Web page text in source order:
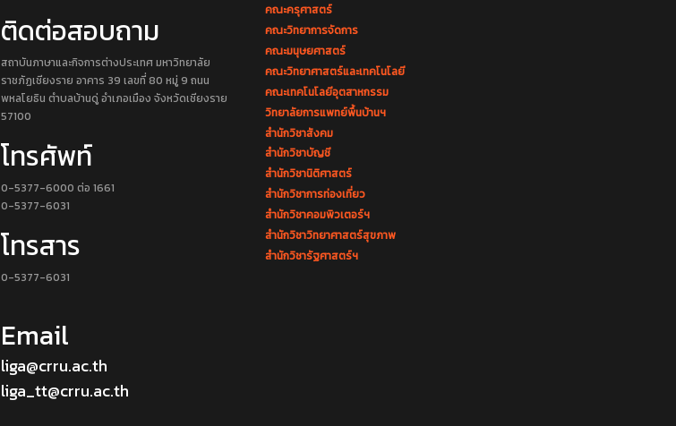
ติดต่อสอบถาม
สถาบันภาษาและกิจการต่างประเทศ มหาวิทยาลัย
ราชภัฏเชียงราย อาคาร 39 เลขที่ 80 หมู่ 9 ถนน
พหลโยธิน ตำบลบ้านดู่ อำเภอเมือง จังหวัดเชียงราย
57100
โทรศัพท์
0-5377-6000 ต่อ 1661
0-5377-6031
โทรสาร
0-5377-6031
Email
liga@crru.ac.th
liga_tt@crru.ac.th
คณะครุศาสตร์
คณะวิทยาการจัดการ
คณะมนุษยศาสตร์
คณะวิทยาศาสตร์และเทคโนโลยี
คณะเทคโนโลยีอุตสาหกรรม
วิทยาลัยการแพทย์พื้นบ้านฯ
สำนักวิชาสังคม
สำนักวิชาบัญชี
สำนักวิชานิติศาสตร์
สำนักวิชาการท่องเที่ยว
สำนักวิชาคอมพิวเตอร์ฯ
สำนักวิชาวิทยาศาสตร์สุขภาพ
สำนักวิชารัฐศาสตร์ฯ